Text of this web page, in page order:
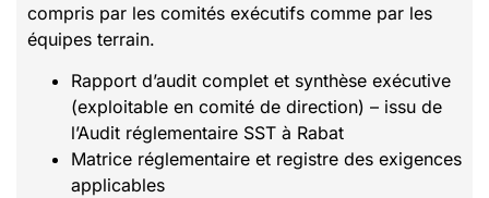
compris par les comités exécutifs comme par les
équipes terrain.
Rapport d’audit complet et synthèse exécutive
(exploitable en comité de direction) – issu de
l’Audit réglementaire SST à Rabat
Matrice réglementaire et registre des exigences
applicables